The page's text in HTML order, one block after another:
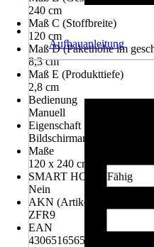
240 cm
Maß C (Stoffbreite)
120 cm
Maß D (Pakethöhe im
8,3 cm
Maß E (Produkttiefe)
2,8 cm
Bedienung
Manuell
Eigenschaft
Maße
120 x 240 cm
SMART HOME Fähig
Nein
AKN (Artikelkurznummer)
ZFR9
EAN
4306516565641
Aufbauanleitung